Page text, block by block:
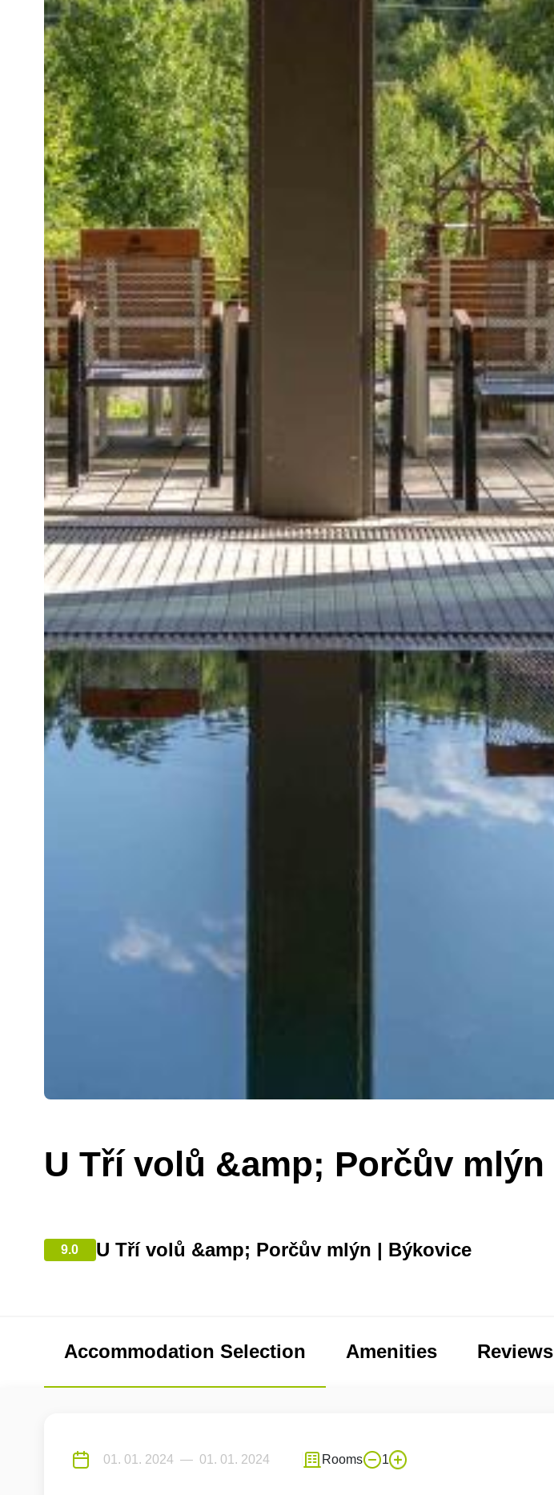
U Tří volů &amp; Porčův mlýn
9.0 U Tří volů &amp; Porčův mlýn | Býkovice
Accommodation Selection Amenities Reviews
Rooms 1